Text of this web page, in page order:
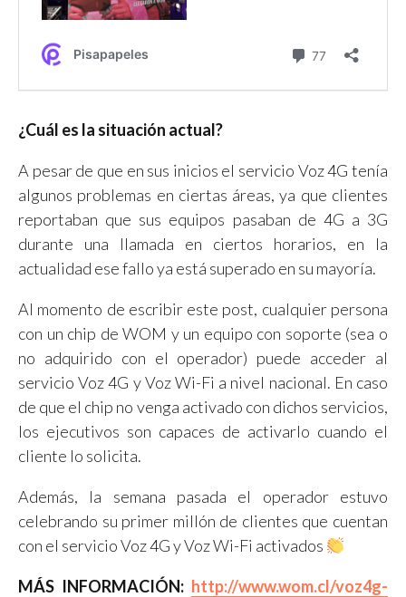
¿Cuál es la situación actual?
A pesar de que en sus inicios el servicio Voz 4G tenía
algunos problemas en ciertas áreas, ya que clientes
reportaban que sus equipos pasaban de 4G a 3G
durante una llamada en ciertos horarios, en la
actualidad ese fallo ya está superado en su mayoría.
Al momento de escribir este post, cualquier persona
con un chip de WOM y un equipo con soporte (sea o
no adquirido con el operador) puede acceder al
servicio Voz 4G y Voz Wi-Fi a nivel nacional. En caso
de que el chip no venga activado con dichos servicios,
los ejecutivos son capaces de activarlo cuando el
cliente lo solicita.
Además, la semana pasada el operador estuvo
celebrando su primer millón de clientes que cuentan
con el servicio Voz 4G y Voz Wi-Fi activados
MÁS INFORMACIÓN: http://www.wom.cl/voz4g-